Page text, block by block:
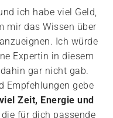
ich habe viel Geld,
mir das Wissen über
Ich würde
Expertin in diesem
gar nicht gab.
Empfehlungen gebe
Zeit, Energie und
für dich passende